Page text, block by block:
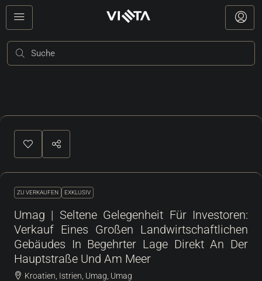
ZU VERKAUFEN EXKLUSIV
Umag | Seltene Gelegenheit Für Investoren:
Verkauf Eines Großen Landwirtschaftlichen
Gebäudes In Begehrter Lage Direkt An Der
Hauptstraße Und Am Meer
Kroatien, Istrien, Umag, Umag